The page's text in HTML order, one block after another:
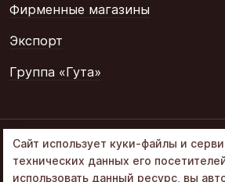
Фирменные магазины
Экспорт
Группа «Гута»
© 2002–2026
«Объединенные
кондитеры» в составе
Сайт использует куки-файлы и
технических данных его
использовать данный ресурс, вы